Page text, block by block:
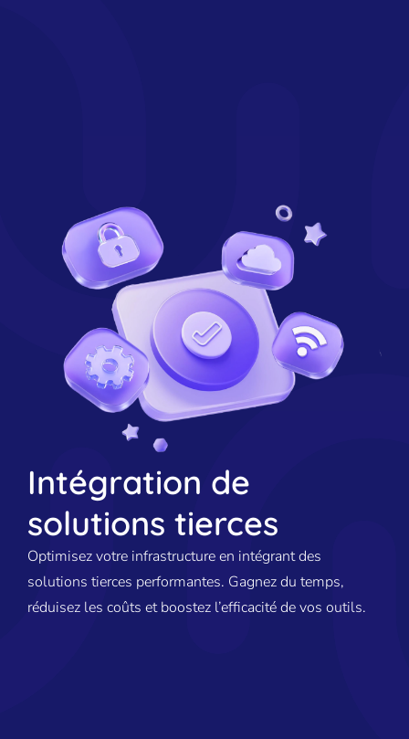
Intégration de
solutions tierces
Optimisez votre infrastructure en intégrant des
solutions tierces performantes. Gagnez du temps,
réduisez les coûts et boostez l’efficacité de vos outils.